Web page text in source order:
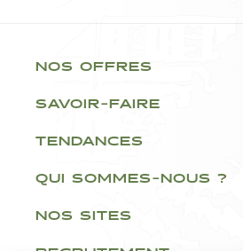
NOS OFFRES
SAVOIR-FAIRE
TENDANCES
QUI SOMMES-NOUS ?
NOS SITES